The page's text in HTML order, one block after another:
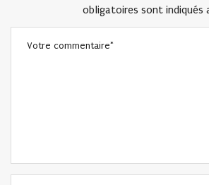
obligatoires sont indiqués